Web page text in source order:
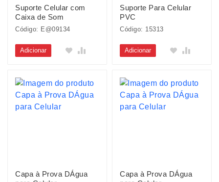
Suporte Celular com
Caixa de Som
Código: E@09134
Adicionar
Suporte Para Celular
PVC
Código: 15313
Adicionar
Capa à Prova DÁgua
Capa à Prova DÁgua